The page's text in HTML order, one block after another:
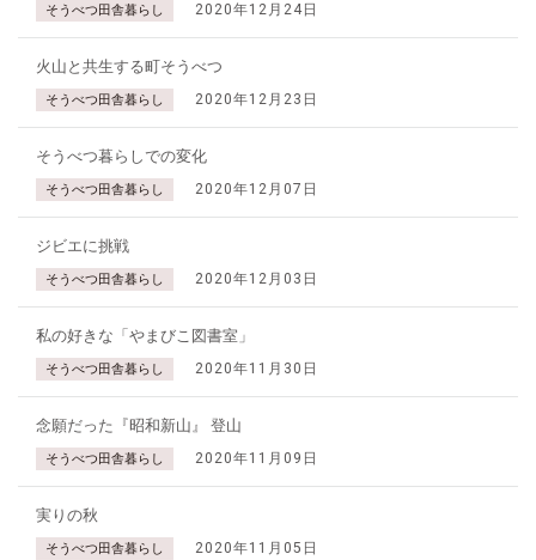
そうべつ田舎暮らし 2020年12月24日
火山と共生する町そうべつ
そうべつ田舎暮らし 2020年12月23日
そうべつ暮らしでの変化
そうべつ田舎暮らし 2020年12月07日
ジビエに挑戦
そうべつ田舎暮らし 2020年12月03日
私の好きな「やまびこ図書室」
そうべつ田舎暮らし 2020年11月30日
念願だった『昭和新山』 登山
そうべつ田舎暮らし 2020年11月09日
実りの秋
そうべつ田舎暮らし 2020年11月05日